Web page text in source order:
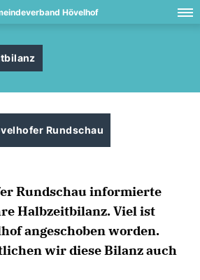
Hövelhof
Rundschau
Rundschau informierte
Halbzeitbilanz. Viel ist
angeschoben worden.
wir diese Bilanz auch